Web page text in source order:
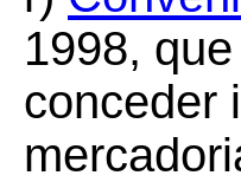
1998,
conceder